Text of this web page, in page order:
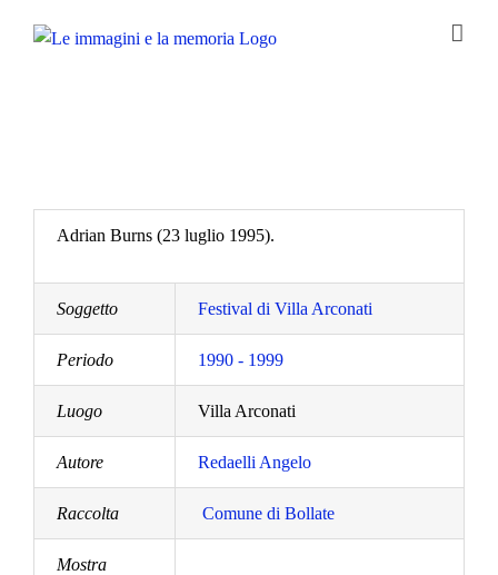
Adrian Burns (23 luglio 1995).
Soggetto Festival di Villa Arconati
Periodo 1990 - 1999
Luogo Villa Arconati
Autore Redaelli Angelo
Raccolta Comune di Bollate
Mostra